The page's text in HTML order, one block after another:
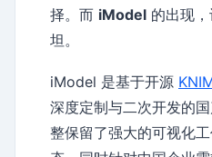
择。而 iModel 的出现
坦。
iModel 是基于开源
深度定制与二次开发的
整保留了强大的可视化